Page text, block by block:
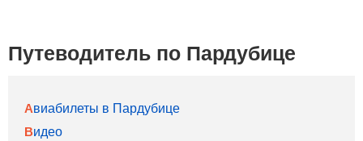
Путеводитель по Пардубице
Авиабилеты в Пардубице
Видео